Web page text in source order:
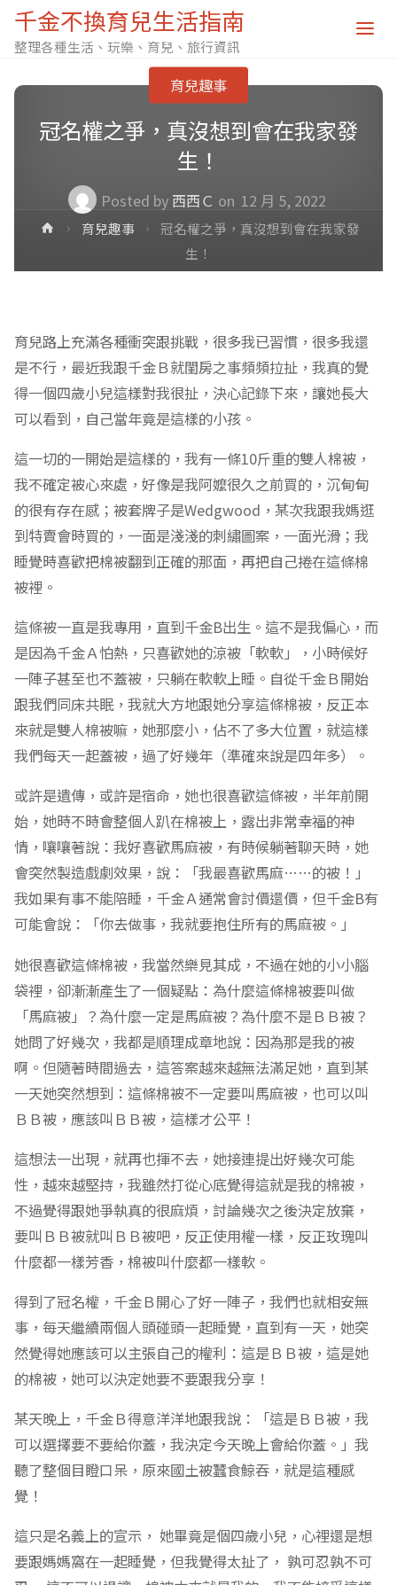
千金不換育兒生活指南
整理各種生活、玩樂、育兒、旅行資訊
冠名權之爭，真沒想到會在我家發
生！
Posted by 西西Ｃ on 12 月 5, 2022
育兒趣事
Home育兒趣事
冠名權之爭，真沒想到會在我家發
生！
育兒路上充滿各種衝突跟挑戰，很多我已習慣，很多我還
是不行，最近我跟千金Ｂ就閨房之事頻頻拉扯，我真的覺
得一個四歲小兒這樣對我很扯，決心記錄下來，讓她長大
可以看到，自己當年竟是這樣的小孩。
這一切的一開始是這樣的，我有一條10斤重的雙人棉被，
我不確定被心來處，好像是我阿嬤很久之前買的，沉甸甸
的很有存在感；被套牌子是Wedgwood，某次我跟我媽逛
到特賣會時買的，一面是淺淺的刺繡圖案，一面光滑；我
睡覺時喜歡把棉被翻到正確的那面，再把自己捲在這條棉
被裡。
這條被一直是我專用，直到千金B出生。這不是我偏心，而
是因為千金Ａ怕熱，只喜歡她的涼被「軟軟」，小時候好
一陣子甚至也不蓋被，只躺在軟軟上睡。自從千金Ｂ開始
跟我們同床共眠，我就大方地跟她分享這條棉被，反正本
來就是雙人棉被嘛，她那麼小，佔不了多大位置，就這樣
我們每天一起蓋被，過了好幾年（準確來說是四年多）。
或許是遺傳，或許是宿命，她也很喜歡這條被，半年前開
始，她時不時會整個人趴在棉被上，露出非常幸福的神
情，嚷嚷著說：我好喜歡馬麻被，有時候躺著聊天時，她
會突然製造戲劇效果，說：「我最喜歡馬麻……的被！」
我如果有事不能陪睡，千金Ａ通常會討價還價，但千金B有
可能會說：「你去做事，我就要抱住所有的馬麻被。」
她很喜歡這條棉被，我當然樂見其成，不過在她的小小腦
袋裡，卻漸漸產生了一個疑點：為什麼這條棉被要叫做
「馬麻被」？為什麼一定是馬麻被？為什麼不是ＢＢ被？
她問了好幾次，我都是順理成章地說：因為那是我的被
啊。但隨著時間過去，這答案越來越無法滿足她，直到某
一天她突然想到：這條棉被不一定要叫馬麻被，也可以叫
ＢＢ被，應該叫ＢＢ被，這樣才公平！
這想法一出現，就再也揮不去，她接連提出好幾次可能
性，越來越堅持，我雖然打從心底覺得這就是我的棉被，
不過覺得跟她爭執真的很麻煩，討論幾次之後決定放棄，
要叫ＢＢ被就叫ＢＢ被吧，反正使用權一樣，反正玫瑰叫
什麼都一樣芳香，棉被叫什麼都一樣軟。
得到了冠名權，千金Ｂ開心了好一陣子，我們也就相安無
事，每天繼續兩個人頭碰頭一起睡覺，直到有一天，她突
然覺得她應該可以主張自己的權利：這是ＢＢ被，這是她
的棉被，她可以決定她要不要跟我分享！
某天晚上，千金Ｂ得意洋洋地跟我說：「這是ＢＢ被，我
可以選擇要不要給你蓋，我決定今天晚上會給你蓋。」我
聽了整個目瞪口呆，原來國土被蠶食鯨吞，就是這種感
覺！
這只是名義上的宣示， 她畢竟是個四歲小兒，心裡還是想
要跟媽媽窩在一起睡覺，但我覺得太扯了， 孰可忍孰不可